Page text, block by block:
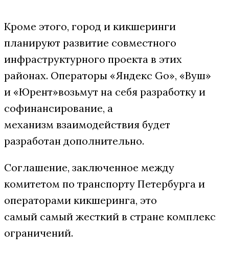
Кроме этого, город и кикшеринги
планируют развитие совместного
инфраструктурного проекта в этих
районах. Операторы «Яндекс Go», «Вуш»
и «Юрент»возьмут на себя разработку и
софинансирование, а
механизм взаимодействия будет
разработан дополнительно.
Соглашение, заключенное между
комитетом по транспорту Петербурга и
операторами кикшеринга, это
самый самый жесткий в стране комплекс
ограничений.